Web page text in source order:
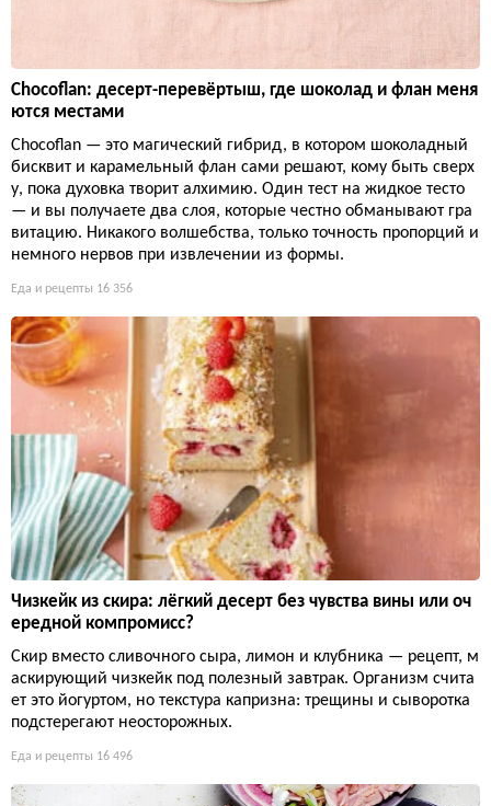
Chocoflan: десерт-перевёртыш, где шоколад и флан меня
ются местами
Chocoflan — это магический гибрид, в котором шоколадный
бисквит и карамельный флан сами решают, кому быть сверх
у, пока духовка творит алхимию. Один тест на жидкое тесто
— и вы получаете два слоя, которые честно обманывают гра
витацию. Никакого волшебства, только точность пропорций и
немного нервов при извлечении из формы.
Еда и рецепты 16 356
Чизкейк из скира: лёгкий десерт без чувства вины или оч
ередной компромисс?
Скир вместо сливочного сыра, лимон и клубника — рецепт, м
аскирующий чизкейк под полезный завтрак. Организм счита
ет это йогуртом, но текстура капризна: трещины и сыворотка
подстерегают неосторожных.
Еда и рецепты 16 496